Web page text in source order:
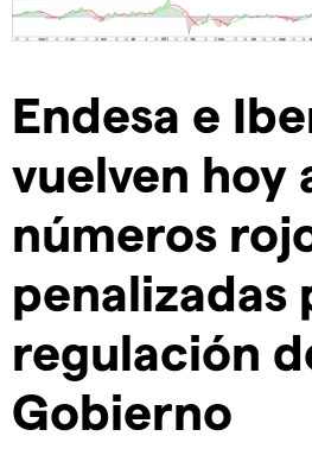
Endesa e
vuelven hoy
números
penalizadas
regulación
Gobierno